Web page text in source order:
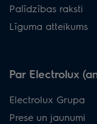
Palīdzības raksti
Līguma atteikums
Par Electrolux
Electrolux Grupa
Prese un jaunumi